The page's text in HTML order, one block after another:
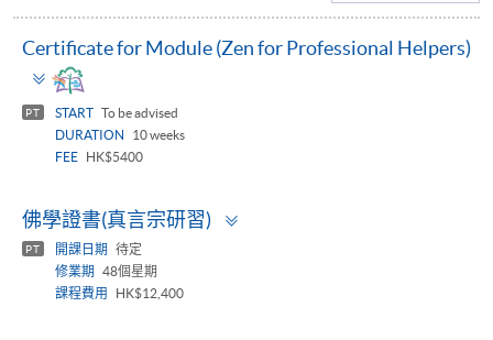
Certificate for Module (Zen for Professional Helpers)
Toggle
panel
PT START To be advised
DURATION
10 weeks
FEE
HK$5400
佛學證書(真言宗研習)
PT 開課日期
待定
修業期
48個星期
課程費用
HK$12,400